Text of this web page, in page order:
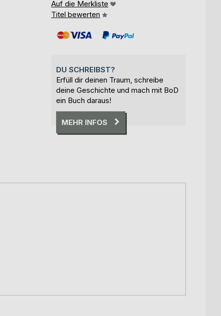
Auf die Merkliste
Titel bewerten
DU SCHREIBST?
Erfüll dir deinen Traum, schreibe
deine Geschichte und mach mit BoD
ein Buch daraus!
MEHR INFOS